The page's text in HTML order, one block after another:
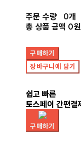
주문 수량
0개
총 상품 금액 0원
구매하기
장바구니에 담기
쉽고 빠른
토스페이 간편결
구매하기